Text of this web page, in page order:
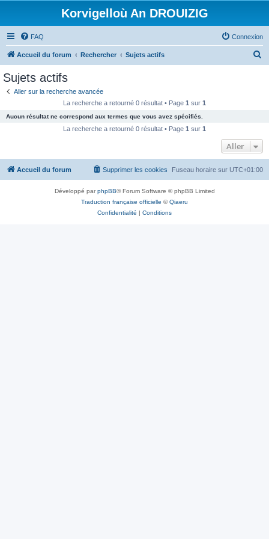
Korvigelloù An DROUIZIG
FAQ Connexion
Accueil du forum Rechercher Sujets actifs
c
e
Sujets actifs
Aller sur la recherche avancée
La recherche a retourné 0 résultat • Page 1 sur 1
Aucun résultat ne correspond aux termes que vous avez spécifiés.
La recherche a retourné 0 résultat • Page 1 sur 1
Aller
Accueil du forum Fuseau horaire sur UTC+01:00
Supprimer les cookies
Développé parphpBB® Forum Software © phpBB Limited
Traduction française officielle ©Qiaeru
Confidentialité | Conditions